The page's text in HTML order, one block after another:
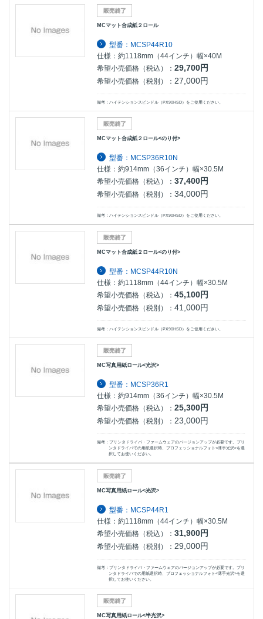
MCマット合成紙２ロール
型番：MCSP44R10
仕様：約1118mm（44インチ）幅×40M
希望小売価格（税込）：29,700円
希望小売価格（税別）： 27,000円
備考：ハイテンションスピンドル（PX90HSD）をご使用ください。
MCマット合成紙２ロール<のり付>
型番：MCSP36R10N
仕様：約914mm（36インチ）幅×30.5M
希望小売価格（税込）： 37,400円
希望小売価格（税別）： 34,000円
備考：ハイテンションスピンドル（PX90HSD）をご使用ください。
MCマット合成紙２ロール<のり付>
型番：MCSP44R10N
仕様：約1118mm（44インチ）幅×30.5M
希望小売価格（税込）：45,100円
希望小売価格（税別）：41,000円
備考：ハイテンションスピンドル（PX90HSD）をご使用ください。
MC写真用紙ロール<光沢>
型番：MCSP36R1
仕様：約914mm（36インチ）幅×30.5M
希望小売価格（税込）： 25,300円
希望小売価格（税別）： 23,000円
備考：プリンタドライバ・ファームウェアのバージョンアップが必要です。プリ
ンタドライバでの用紙選択時、プロフェッショナルフォト<薄手光沢>を選
択してお使いください。
MC写真用紙ロール<光沢>
型番：MCSP44R1
仕様：約1118mm（44インチ）幅×30.5M
希望小売価格（税込）：31,900円
希望小売価格（税別）： 29,000円
備考：プリンタドライバ・ファームウェアのバージョンアップが必要です。プリ
ンタドライバでの用紙選択時、プロフェッショナルフォト<薄手光沢>を選
択してお使いください。
MC写真用紙ロール<半光沢>